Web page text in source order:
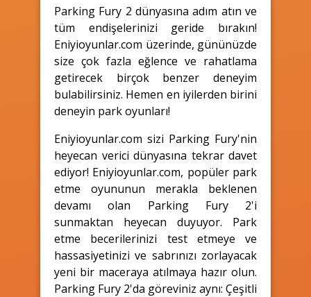
Parking Fury 2 dünyasına adım atın ve
tüm endişelerinizi geride bırakın!
Eniyioyunlar.com üzerinde, gününüzde
size çok fazla eğlence ve rahatlama
getirecek birçok benzer deneyim
bulabilirsiniz. Hemen en iyilerden birini
deneyin park oyunları!
Eniyioyunlar.com sizi Parking Fury'nin
heyecan verici dünyasına tekrar davet
ediyor! Eniyioyunlar.com, popüler park
etme oyununun merakla beklenen
devamı olan Parking Fury 2'i
sunmaktan heyecan duyuyor. Park
etme becerilerinizi test etmeye ve
hassasiyetinizi ve sabrınızı zorlayacak
yeni bir maceraya atılmaya hazır olun.
Parking Fury 2'da göreviniz aynı: Çeşitli